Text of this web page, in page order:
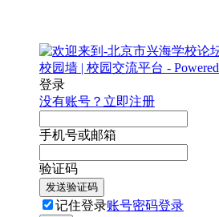
登录
没有账号？立即注册
手机号或邮箱
验证码
发送验证码
记住登录账号密码登录